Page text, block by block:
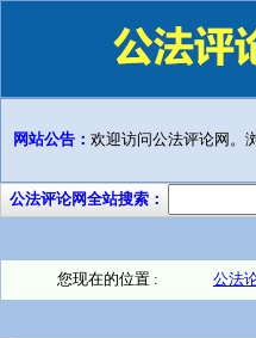
网站公告： 欢迎访问公法评论网。
公法评论网全站搜索：
您现在的位置 : 公法